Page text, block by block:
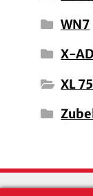
WN7
X-
XL